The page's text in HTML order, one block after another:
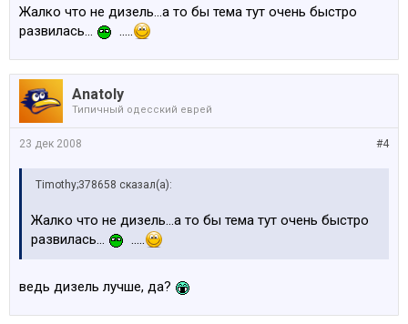
Жалко что не дизель...а то бы тема тут очень быстро
развилась...
.....
Anatoly
Типичный одесский еврей
#4
23 дек 2008
Timothy;378658 сказал(а):
Жалко что не дизель...а то бы тема тут очень быстро
развилась...
.....
ведь дизель лучше, да?